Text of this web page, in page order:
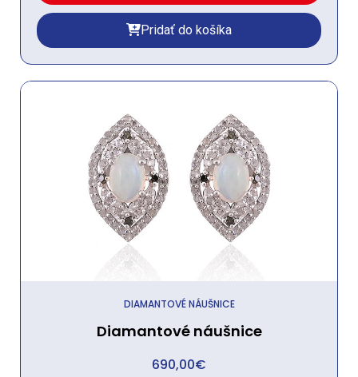
Pridať do košíka
DIAMANTOVÉ NÁUŠNICE
Diamantové náušnice
690,00€